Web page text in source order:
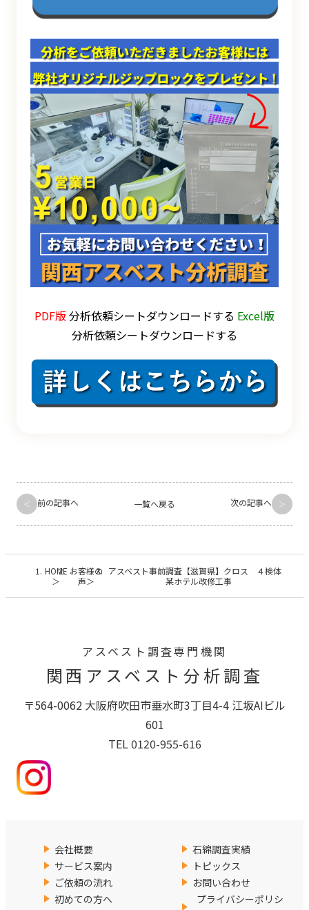
PDF版分析依頼シートダウンロードする Excel版
分析依頼シートダウンロードする
前の記事へ 一覧へ戻る 次の記事へ
HOME お客様の
声
アスベスト事前調査【滋賀県】クロス ４検体
某ホテル改修工事
アスベスト調査専門機関
関西アスベスト分析調査
〒564-0062 大阪府吹田市垂水町3丁目4-4 江坂AIビル
601
TEL 0120-955-616
会社概要
サービス案内
ご依頼の流れ
初めての方へ
石綿調査実績
トピックス
お問い合わせ
プライバシーポリシ